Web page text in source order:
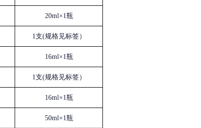
20ml×1瓶
1支(规格见标签）
16ml×1瓶
1支(规格见标签）
16ml×1瓶
50ml×1瓶